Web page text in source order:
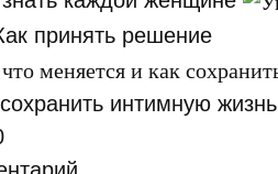
принять решение
интимную жизнь